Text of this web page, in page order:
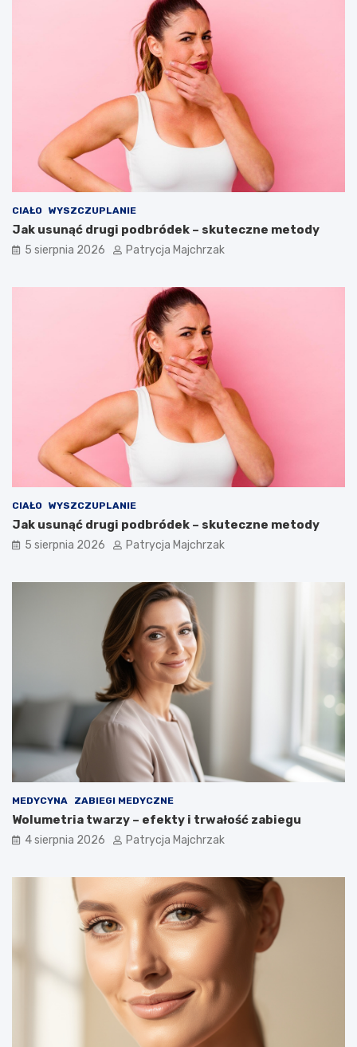
CIAŁO WYSZCZUPLANIE
Jak usunąć drugi podbródek – skuteczne metody
5 sierpnia 2026 Patrycja Majchrzak
CIAŁO WYSZCZUPLANIE
Jak usunąć drugi podbródek – skuteczne metody
5 sierpnia 2026 Patrycja Majchrzak
MEDYCYNA ZABIEGI MEDYCZNE
Wolumetria twarzy – efekty i trwałość zabiegu
4 sierpnia 2026 Patrycja Majchrzak